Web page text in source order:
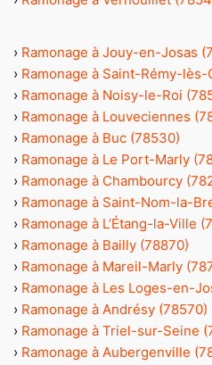
› Ramonage à Jouy-en-Josas
› Ramonage à Saint-Rémy-
› Ramonage à Noisy-le-Roi
› Ramonage à Louveciennes
› Ramonage à Buc (78530)
› Ramonage à Le Port-Marly
› Ramonage à Chambourcy
› Ramonage à Saint-Nom-la-
› Ramonage à L’Étang-la-Ville
› Ramonage à Bailly (78870)
› Ramonage à Mareil-Marly
› Ramonage à Les Loges-en-
› Ramonage à Andrésy (78570)
› Ramonage à Triel-sur-Seine
› Ramonage à Aubergenville